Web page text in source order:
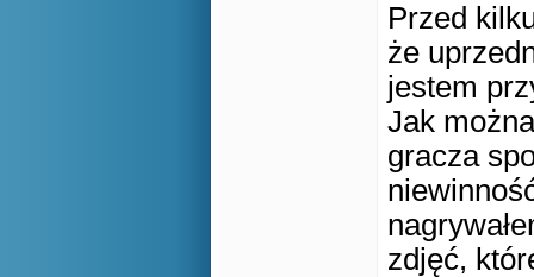
Przed
że
jestem
Jak
gracza
zdjęć,